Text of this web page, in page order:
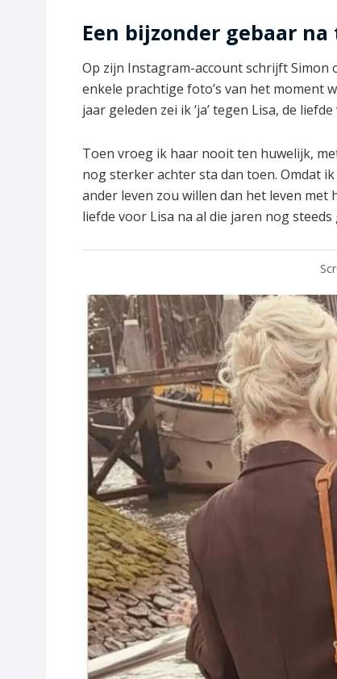
Een bijzonder gebaar
Op zijn Instagram-account schrijft Simon
enkele prachtige foto’s van het moment
jaar geleden zei ik ‘ja’ tegen Lisa, de
Toen vroeg ik haar nooit ten huwelijk,
nog sterker achter sta dan toen. Omdat
ander leven zou willen dan het leven met
liefde voor Lisa na al die jaren nog steeds